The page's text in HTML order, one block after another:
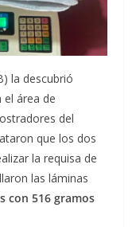
la descubrió
área de
del
que los dos
la requisa de
las láminas
con 516 gramos